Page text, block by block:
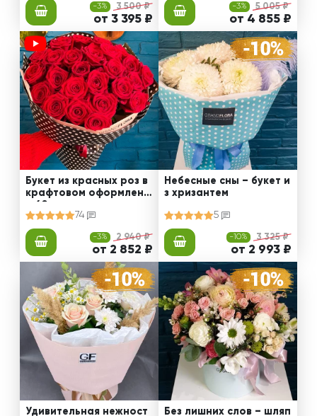
-3% 3 500 ₽
от 3 395 ₽
-3% 5 005 ₽
от 4 855 ₽
Букет из красных роз в
крафтовом оформлени
74
-3% 2 940 ₽
от 2 852 ₽
Небесные сны – букет и
з хризантем
5
-10% 3 325 ₽
от 2 993 ₽
Удивительная нежност Без лишних слов – шляп